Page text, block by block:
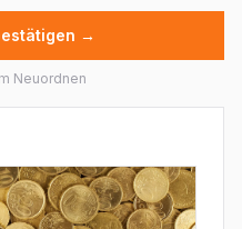
bis Rente, dafür mit
→
Neuordnen